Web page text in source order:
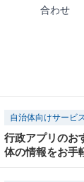
合わせ
自治体向けサービ
行政アプリのお
体の情報をお手